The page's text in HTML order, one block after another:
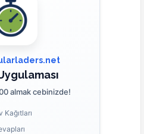
almak cebinizde!
Kağıtları